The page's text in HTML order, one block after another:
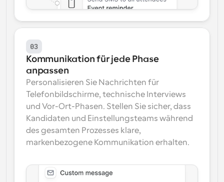
03
Kommunikation für jede Phase
anpassen
Personalisieren Sie Nachrichten für
Telefonbildschirme, technische Interviews
und Vor-Ort-Phasen. Stellen Sie sicher, dass
Kandidaten und Einstellungsteams während
des gesamten Prozesses klare,
markenbezogene Kommunikation erhalten.